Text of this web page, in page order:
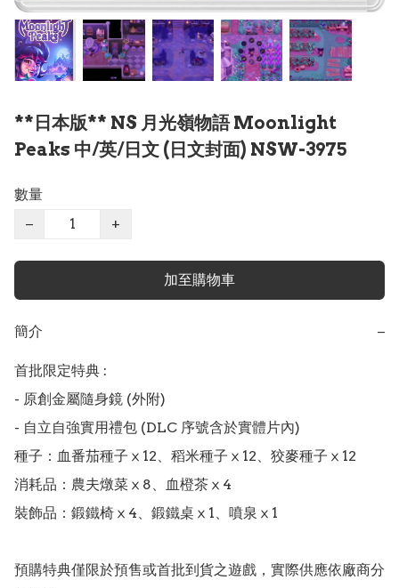
**日本版** NS 月光嶺物語 Moonlight
Peaks 中/英/日文 (日文封面) NSW-3975
數量
−
+
加至購物車
簡介 −
首批限定特典 :
- 原創金屬隨身鏡 (外附)
- 自立自強實用禮包 (DLC 序號含於實體片內)
種子：血番茄種子ⅹ12、稻米種子ⅹ12、狡麥種子ⅹ12
消耗品：農夫燉菜ⅹ8、血橙茶ⅹ4
裝飾品：鍛鐵椅ⅹ4、鍛鐵桌ⅹ1、噴泉ⅹ1
預購特典僅限於預售或首批到貨之遊戲，實際供應依廠商分